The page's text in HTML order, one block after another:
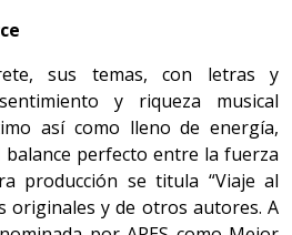
sus temas, con letras y
y riqueza musical
así como lleno de energía,
perfecto entre la fuerza
producción se titula “Viaje al
originales y de otros autores. A